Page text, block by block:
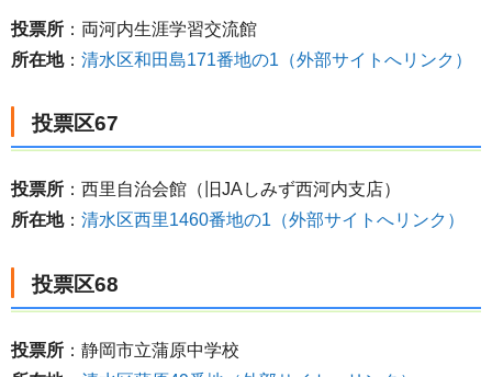
投票所 ：両河内生涯学習交流館
所在地： 清水区和田島171番地の1（外部サイトへリンク）
投票区67
投票所 ：西里自治会館（旧JAしみず西河内支店）
所在地： 清水区西里1460番地の1（外部サイトへリンク）
投票区68
投票所 ：静岡市立蒲原中学校